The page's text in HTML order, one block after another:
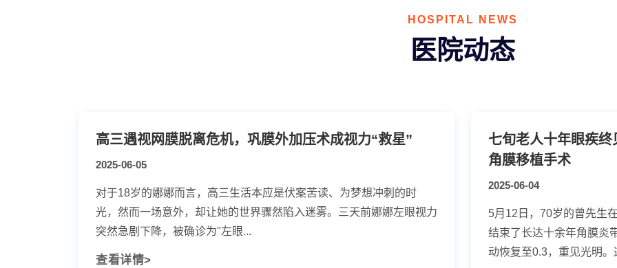
HOSPITAL NEWS
医院动态
高三遇视网膜脱离危机，巩膜外加压术成视力“救星”
2025-06-05
对于18岁的娜娜而言，高三生活本应是伏案苦读、为梦想冲刺的时
光，然而一场意外，却让她的世界骤然陷入迷雾。三天前娜娜左眼视力
突然急剧下降，被确诊为"左眼...
查看详情>
七旬老人十年眼疾
角膜移植手术
2025-06-04
5月12日，70岁的曾先生
结束了长达十余年角膜炎
动恢复至0.3，重见光明。